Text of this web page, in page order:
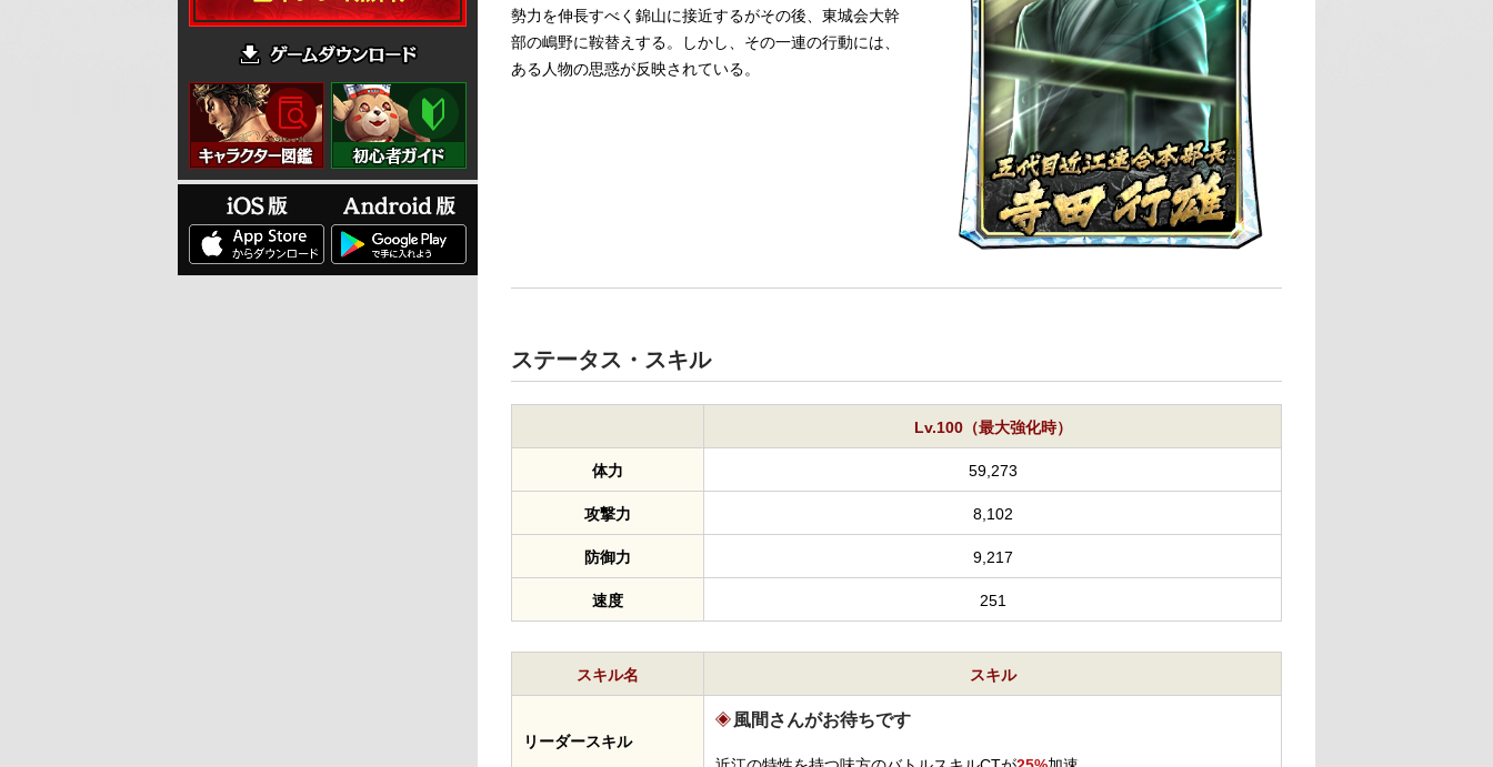
勢力を伸長すべく錦山に接近するがその後、東城会大幹
部の嶋野に鞍替えする。しかし、その一連の行動には、
ある人物の思惑が反映されている。
ステータス・スキル
Lv.100（最大強化時）
体力 59,273
攻撃力 8,102
防御力 9,217
速度 251
スキル名 スキル
リーダースキル
風間さんがお待ちです